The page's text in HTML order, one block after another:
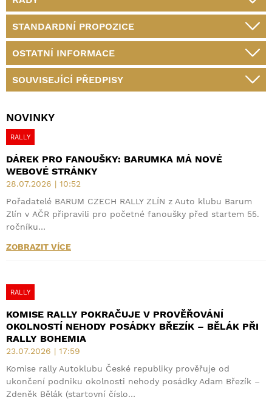
STANDARDNÍ PROPOZICE
OSTATNÍ INFORMACE
SOUVISEJÍCÍ PŘEDPISY
NOVINKY
RALLY
DÁREK PRO FANOUŠKY: BARUMKA MÁ NOVÉ
WEBOVÉ STRÁNKY
28.07.2026 | 10:52
Pořadatelé BARUM CZECH RALLY ZLÍN z Auto klubu Barum
Zlín v AČR připravili pro početné fanoušky před startem 55.
ročníku…
ZOBRAZIT VÍCE
RALLY
KOMISE RALLY POKRAČUJE V PROVĚŘOVÁNÍ
OKOLNOSTÍ NEHODY POSÁDKY BŘEZÍK – BĚLÁK PŘI
RALLY BOHEMIA
23.07.2026 | 17:59
Komise rally Autoklubu České republiky prověřuje od
ukončení podniku okolnosti nehody posádky Adam Březík –
Zdeněk Bělák (startovní číslo…